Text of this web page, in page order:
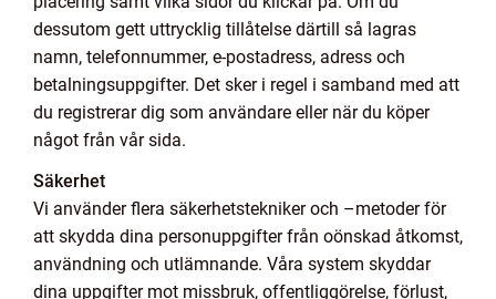
dessutom gett uttrycklig tillåtelse därtill så lagras
namn, telefonnummer, e-postadress, adress och
betalningsuppgifter. Det sker i regel i samband med att
du registrerar dig som användare eller när du köper
något från vår sida.
Säkerhet
Vi använder flera säkerhetstekniker och –metoder för
att skydda dina personuppgifter från oönskad åtkomst,
användning och utlämnande. Våra system skyddar
dina uppgifter mot missbruk, offentliggörelse, förlust,